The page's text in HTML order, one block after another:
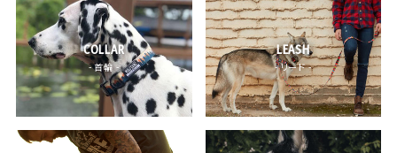
COLLAR
- 首輪 -
LEASH
- リード -